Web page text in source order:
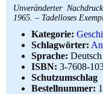
Warenkorb
AGB
Widerruf
Über uns
Aktuelle Kataloge
Kontakt
Unveränderter
1965. – Tadelloses
Kategorie:
Schlagwörter:
Sprache: Deutsch
ISBN: 3-7608-
Schutzumschlag
Bestellnummer: